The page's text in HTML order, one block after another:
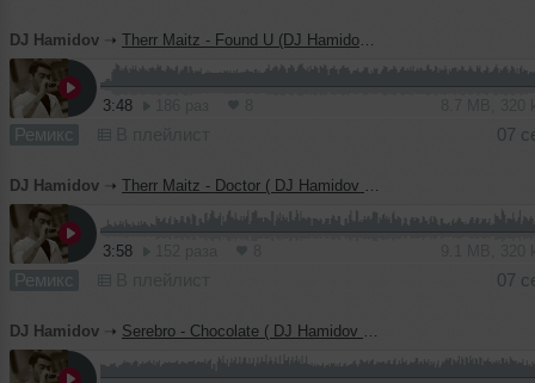
DJ Hamidov ➝ Therr Maitz - Found U (DJ Hamidov Remix)
3:48
Ремикс 07
DJ Hamidov ➝ Therr Maitz - Doctor ( DJ Hamidov Remix )
3:58
Ремикс 07
DJ Hamidov ➝ Serebro - Chocolate ( DJ Hamidov remix )